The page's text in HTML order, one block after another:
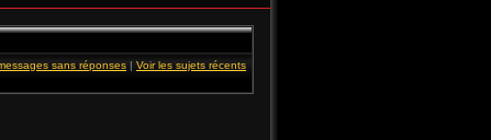
sans réponses | Voir les sujets récents